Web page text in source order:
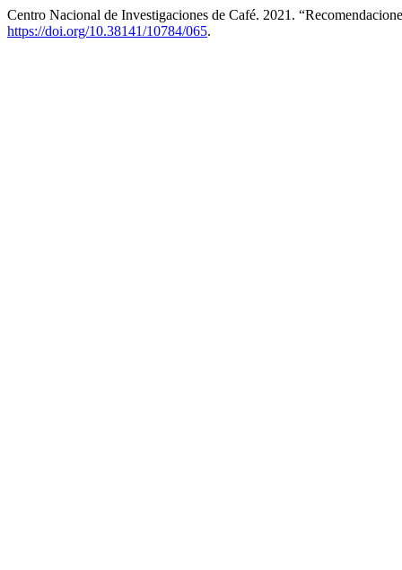
Centro Nacional de Investigaciones de Café. 2021.
https://doi.org/10.38141/10784/065.